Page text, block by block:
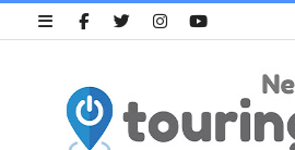
Hanbit Tower